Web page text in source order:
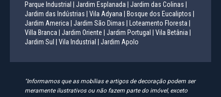
Parque Industrial |
Jardim Esplanada |
Jardim das Colinas |
Jardim das Indústrias |
Vila Adyana |
Bosque dos Eucaliptos |
Jardim America |
Jardim São Dimas |
Loteamento Floresta |
Villa Branca |
Jardim Oriente | Jardim Portugal |
Vila Betânia |
Jardim Sul |
Vila Industrial | Jardim Apolo
"Informamos que as mobílias e artigos de decoração podem ser
meramente ilustrativos ou não fazem parte do imóvel, exceto